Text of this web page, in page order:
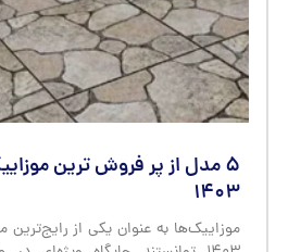
۵ مدل از پر فروش ترین
۱۴۰۳
موزاییک‌ها به عنوان یکی از